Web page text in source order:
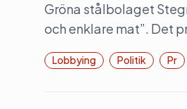
Gröna stålbolaget
och enklare mat”. Det
Lobbying Politik Pr